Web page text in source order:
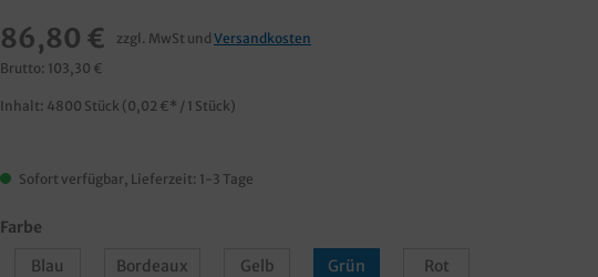
86,80 € zzgl. MwSt und Versandkosten
Brutto: 103,30 €
Inhalt: 4800 Stück (0,02 €* / 1 Stück)
Sofort verfügbar, Lieferzeit: 1-3 Tage
Farbe
Blau
Bordeaux Gelb Grün Rot